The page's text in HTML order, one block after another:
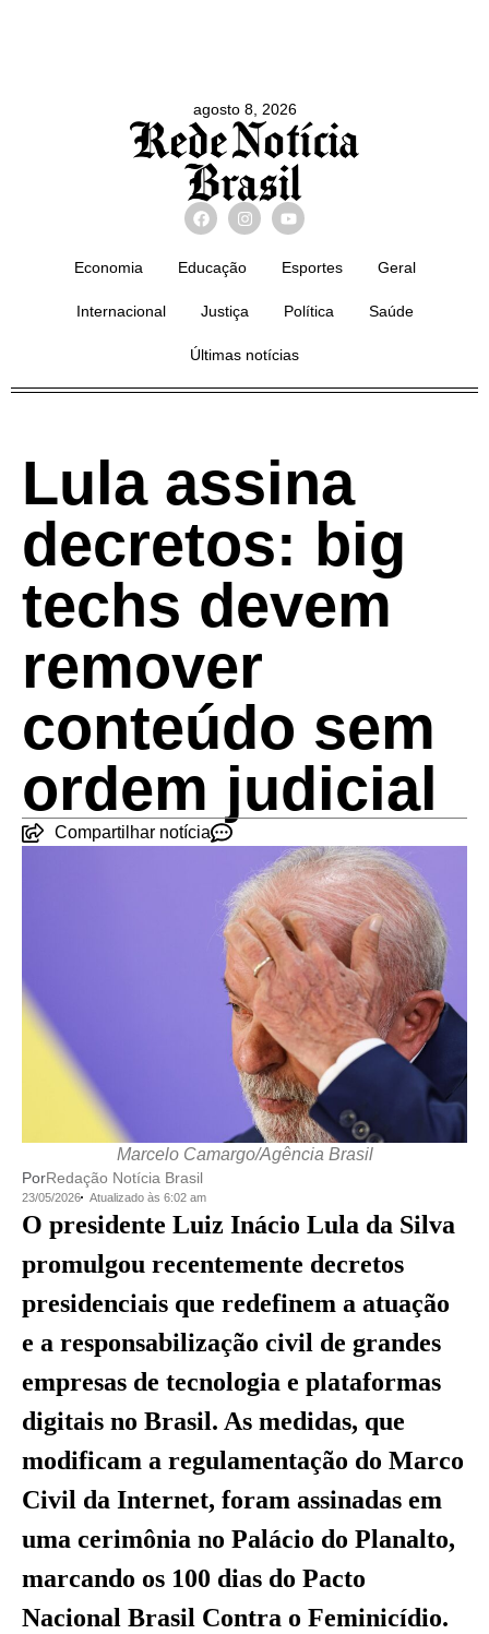
agosto 8, 2026
Economia Educação Esportes Geral
Internacional Justiça Política Saúde
Últimas notícias
Lula assina
decretos: big
techs devem
remover
conteúdo sem
ordem judicial
Compartilhar notícia
Marcelo Camargo/Agência Brasil
PorRedação Notícia Brasil
23/05/2026 Atualizado às 6:02 am
O presidente Luiz Inácio Lula da Silva
promulgou recentemente decretos
presidenciais que redefinem a atuação
e a responsabilização civil de grandes
empresas de tecnologia e plataformas
digitais no Brasil. As medidas, que
modificam a regulamentação do Marco
Civil da Internet, foram assinadas em
uma cerimônia no Palácio do Planalto,
marcando os 100 dias do Pacto
Nacional Brasil Contra o Feminicídio.